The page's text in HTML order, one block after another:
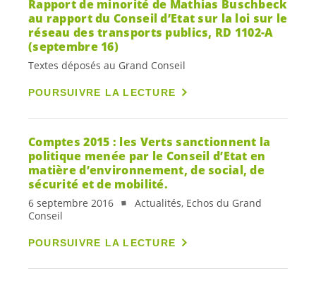
Rapport de minorité de Mathias Buschbeck
au rapport du Conseil d’Etat sur la loi sur le
réseau des transports publics, RD 1102-A
(septembre 16)
Textes déposés au Grand Conseil
POURSUIVRE LA LECTURE
Comptes 2015 : les Verts sanctionnent la
politique menée par le Conseil d’Etat en
matière d’environnement, de social, de
sécurité et de mobilité.
6 septembre 2016
Actualités, Echos du Grand
Conseil
POURSUIVRE LA LECTURE